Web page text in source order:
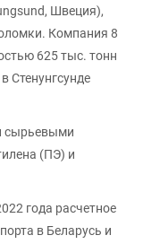
Швеция),
Компания 8
625 тыс. тонн
Стенунгсунде
сырьевыми
(ПЭ) и
года расчетное
в Беларусь и